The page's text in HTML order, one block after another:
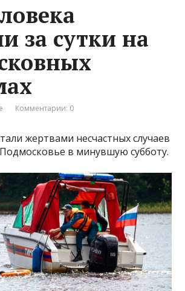
за сутки на
Комментарии: 0
жертвами несчастных случаев
в минувшую субботу.